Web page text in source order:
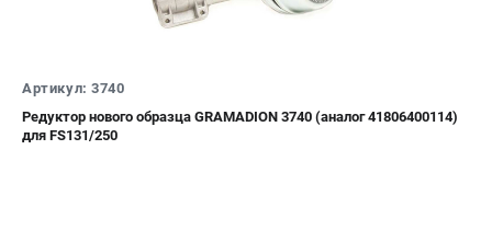
8 (812) 318-40-26
8 (800) 550-70-46
вс - выходной
Артикул: 3740
Редуктор нового образца GRAMADION 3740 (аналог 41806400114)
для FS131/250